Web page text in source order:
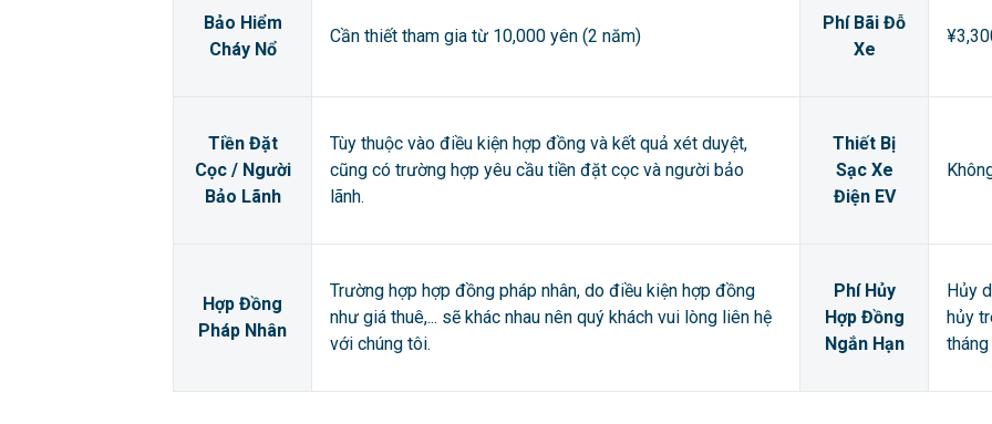
Bảo Hiểm
Cháy Nổ
Cần thiết tham gia từ 10,000 yên (2 năm)
Phí Bãi Đỗ
Xe
Tiền Đặt
Cọc / Người
Bảo Lãnh
Tùy thuộc vào điều kiện hợp đồng và kết quả xét duyệt,
cũng có trường hợp yêu cầu tiền đặt cọc và người bảo
lãnh.
Thiết Bị
Sạc Xe
Điện EV
Hợp Đồng
Pháp Nhân
Trường hợp hợp đồng pháp nhân, do điều kiện hợp đồng
như giá thuê,... sẽ khác nhau nên quý khách vui lòng liên hệ
với chúng tôi.
Phí Hủy
Hợp Đồng
Ngắn Hạn
Hủy
hủy
tháng